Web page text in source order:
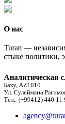
О нас
Turan —
стыке политики,
Аналитическая
Баку, AZ1010
Ул. Сулеймана
Тел.: (+99412) 440 11